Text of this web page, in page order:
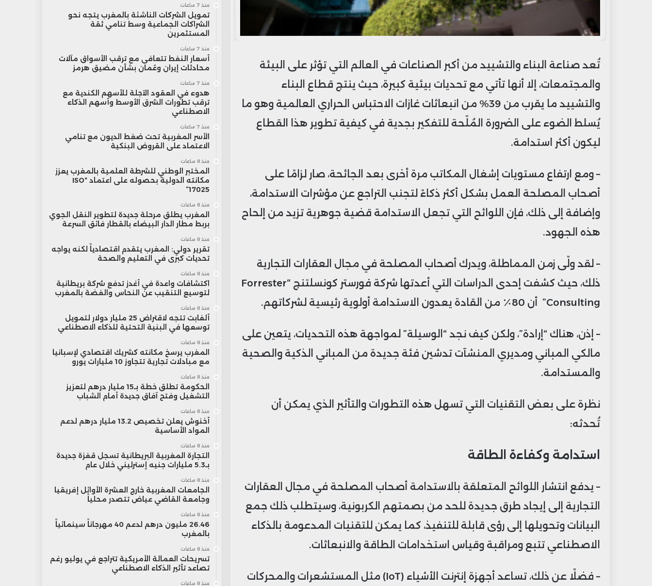
تُعد صناعة البناء والتشييد من أكبر الصناعات في العالم التي تؤثر على البيئة
والمجتمعات، إلا أنها تأتي مع تحديات بيئية كبيرة، حيث ينتج قطاع البناء
والتشييد ما يقرب من 39% من انبعاثات غازات الاحتباس الحراري العالمية وهو ما
يُسلط الضوء على الضرورة المُلّحة للتفكير بجدية في كيفية تطوير هذا القطاع
ليكون أكثر استدامة.
– ومع ارتفاع مستويات إشغال المكاتب مرة أخرى بعد الجائحة، صار لزامًا على
أصحاب المصلحة العمل بشكل أكثر ذكاءً لتجنب التراجع عن مؤشرات الاستدامة،
وإضافة إلى ذلك، فإن اللوائح التي تجعل الاستدامة قضية جوهرية تزيد من إلحاح
هذه الجهود.
– لقد ولّى زمن المماطلة، ويدرك أصحاب المصلحة في مجال العقارات التجارية
ذلك، حيث كشفت إحدى الدراسات التي أعدتها شركة فورستر كونسلتنج “Forrester
Consulting” أن 80٪ من القادة يعدون الاستدامة أولوية رئيسية لشركاتهم.
– إذن، هناك “إرادة”، ولكن كيف نجد “الوسيلة” لمواجهة هذه التحديات، يتعين على
مالكي المباني ومديري المنشآت تدشين فئة جديدة من المباني الذكية والصحية
والمستدامة.
نظرة على بعض التقنيات التي تسهل هذه التطورات والتأثير الذي يمكن أن
تُحدثه:
استدامة وكفاءة الطاقة
– يدفع انتشار اللوائح المتعلقة بالاستدامة أصحاب المصلحة في مجال العقارات
التجارية إلى إيجاد طرق جديدة للحد من بصمتهم الكربونية، وسيتطلب ذلك جمع
البيانات وتحويلها إلى رؤى قابلة للتنفيذ، كما يمكن للتقنيات المدعومة بالذكاء
الاصطناعي تتبع ومراقبة وقياس استخدامات الطاقة والانبعاثات.
– فضلًا عن ذلك، تساعد أجهزة إنترنت الأشياء (IoT) مثل المستشعرات والمحركات
منذ 7 ساعات
تمويل الشركات الناشئة بالمغرب يتجه نحو
الشراكات الجماعية وسط تنامي ثقة
المستثمرين
منذ 7 ساعات
أسعار النفط تتعافى مع ترقب الأسواق مآلات
محادثات إيران وعُمان بشأن مضيق هرمز
منذ 7 ساعات
هدوء في العقود الآجلة للأسهم الكندية مع
ترقب تطورات الشرق الأوسط وأسهم الذكاء
الاصطناعي
منذ 7 ساعات
الأسر المغربية تحت ضغط الديون مع تنامي
الاعتماد على القروض البنكية
منذ 8 ساعات
المختبر الوطني للشرطة العلمية بالمغرب يعزز
مكانته الدولية بحصوله على اعتماد “ISO
17025”
منذ 8 ساعات
المغرب يطلق مرحلة جديدة لتطوير النقل الجوي
بربط مطار الدار البيضاء بالقطار فائق السرعة
منذ 8 ساعات
تقرير دولي: المغرب يتقدم اقتصادياً لكنه يواجه
تحديات كبرى في التعليم والصحة
منذ 8 ساعات
اكتشافات واعدة في أغدز تدفع شركة بريطانية
لتوسيع التنقيب عن النحاس والفضة بالمغرب
منذ 8 ساعات
ألفابت تتجه لاقتراض 25 مليار دولار لتمويل
توسعها في البنية التحتية للذكاء الاصطناعي
منذ 8 ساعات
المغرب يرسخ مكانته كشريك اقتصادي لإسبانيا
مع مبادلات تجارية تتجاوز 10 مليارات يورو
منذ 8 ساعات
الحكومة تطلق خطة بـ15 مليار درهم لتعزيز
التشغيل وفتح آفاق جديدة أمام الشباب
منذ 8 ساعات
أخنوش يعلن تخصيص 13.2 مليار درهم لدعم
المواد الأساسية
منذ 8 ساعات
التجارة المغربية البريطانية تسجل قفزة جديدة
بـ5.3 مليارات جنيه إسترليني خلال عام
منذ 8 ساعات
الجامعات المغربية خارج العشرة الأوائل إفريقيا
وجامعة القاضي عياض تتصدر محلياً
منذ 8 ساعات
26.46 مليون درهم لدعم 40 مهرجاناً سينمائياً
بالمغرب
منذ 8 ساعات
تسريحات العمالة الأمريكية تتراجع في يوليو رغم
تصاعد تأثير الذكاء الاصطناعي
منذ 8 ساعات